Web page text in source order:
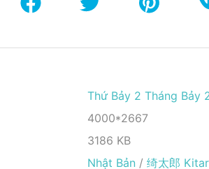
Thứ Bảy 2 Tháng Bảy
4000*2667
3186 KB
Nhật Bản / 绮太郎